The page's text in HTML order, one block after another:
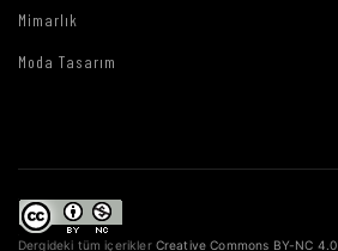
Mimarlık
Moda Tasarım
Dergideki tüm içerikler Creative Commons BY-NC 4.0